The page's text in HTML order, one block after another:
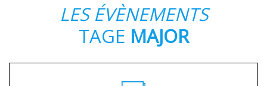
LES ÉVÈNEMENTS
TAGE MAJOR